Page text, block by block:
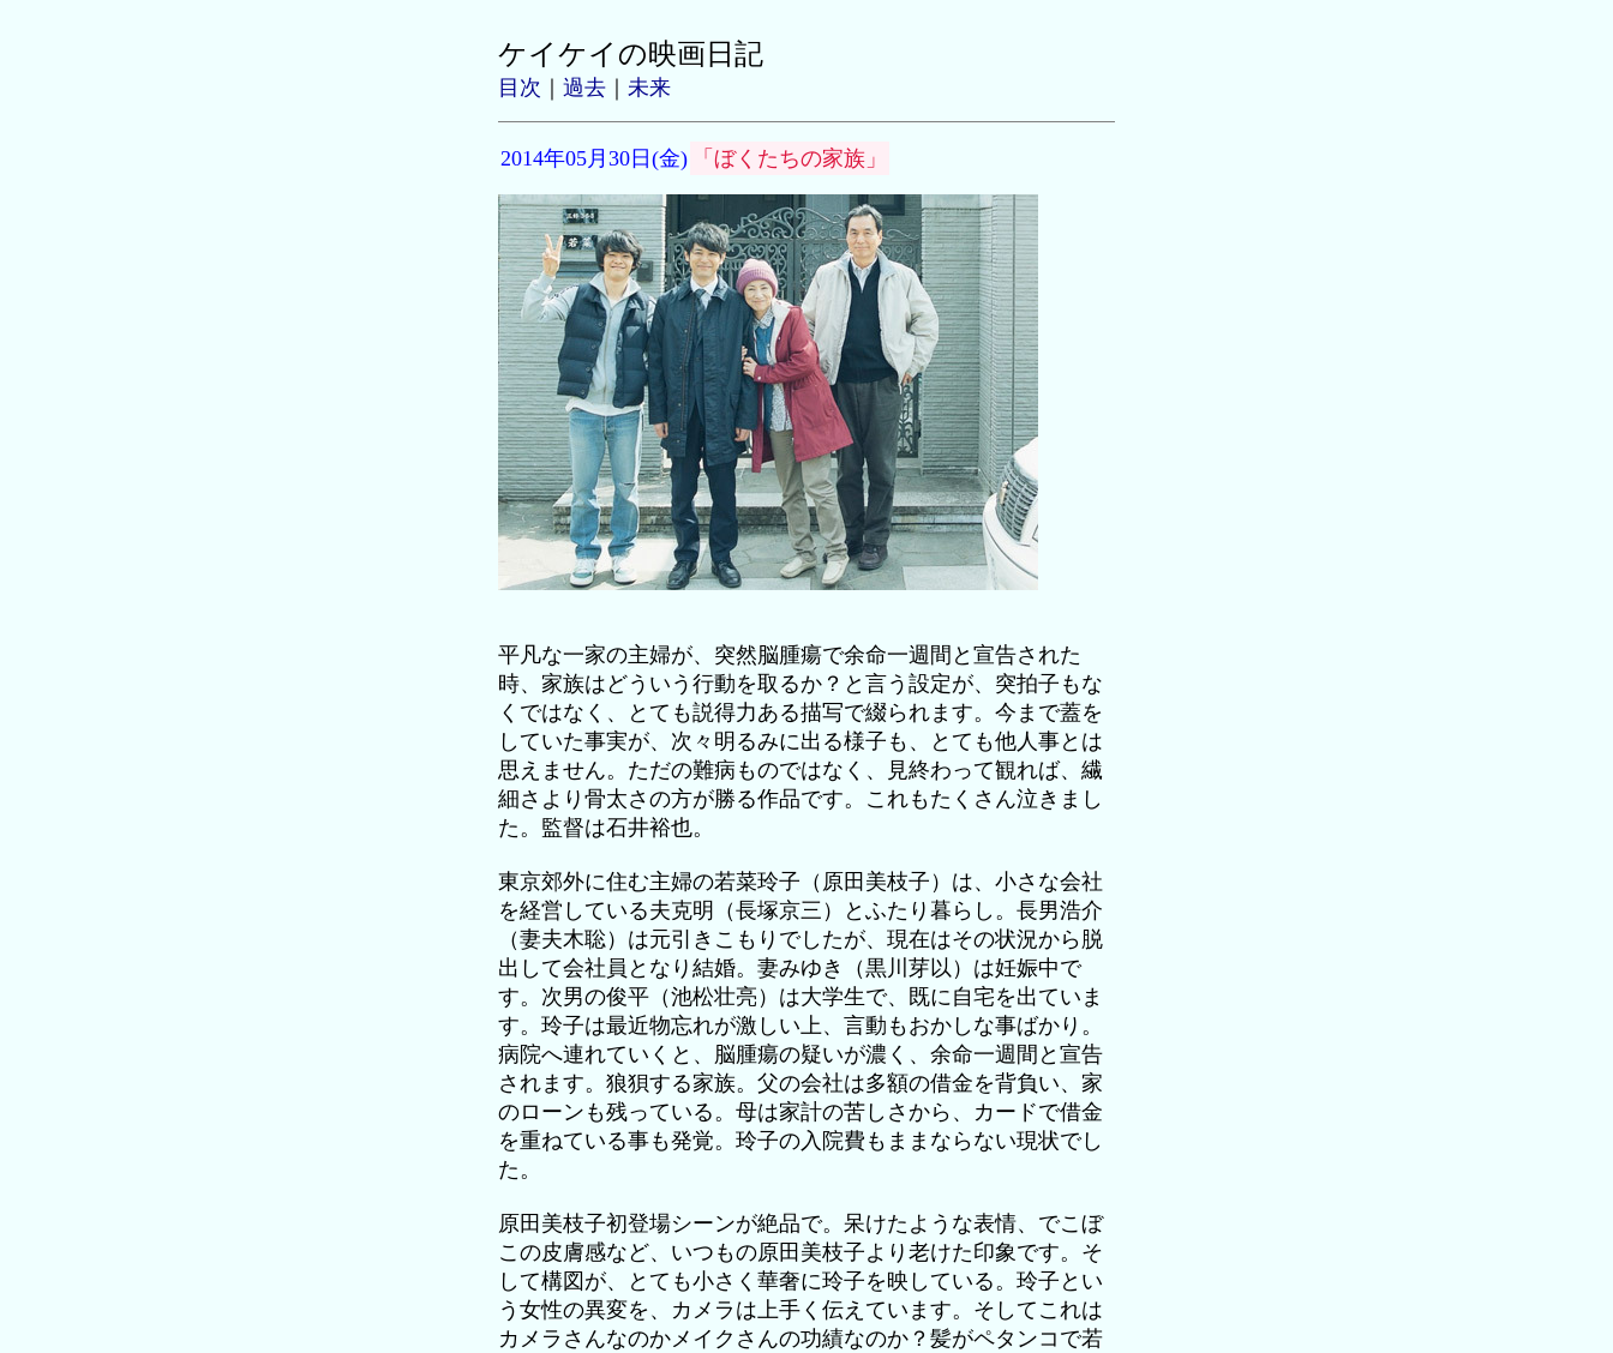
ケイケイの映画日記
目次 過去 未来
2014年05月30日(金) 「ぼくたちの家族」
平凡な一家の主婦が、突然脳腫瘍で余命一週間と宣告された
時、家族はどういう行動を取るか？と言う設定が、突拍子もな
くではなく、とても説得力ある描写で綴られます。今まで蓋を
していた事実が、次々明るみに出る様子も、とても他人事とは
思えません。ただの難病ものではなく、見終わって観れば、繊
細さより骨太さの方が勝る作品です。これもたくさん泣きまし
た。監督は石井裕也。
東京郊外に住む主婦の若菜玲子（原田美枝子）は、小さな会社
を経営している夫克明（長塚京三）とふたり暮らし。長男浩介
（妻夫木聡）は元引きこもりでしたが、現在はその状況から脱
出して会社員となり結婚。妻みゆき（黒川芽以）は妊娠中で
す。次男の俊平（池松壮亮）は大学生で、既に自宅を出ていま
す。玲子は最近物忘れが激しい上、言動もおかしな事ばかり。
病院へ連れていくと、脳腫瘍の疑いが濃く、余命一週間と宣告
されます。狼狽する家族。父の会社は多額の借金を背負い、家
のローンも残っている。母は家計の苦しさから、カードで借金
を重ねている事も発覚。玲子の入院費もままならない現状でし
た。
原田美枝子初登場シーンが絶品で。呆けたような表情、でこぼ
この皮膚感など、いつもの原田美枝子より老けた印象です。そ
して構図が、とても小さく華奢に玲子を映している。玲子とい
う女性の異変を、カメラは上手く伝えています。そしてこれは
カメラさんなのかメイクさんの功績なのか？髪がペタンコで若